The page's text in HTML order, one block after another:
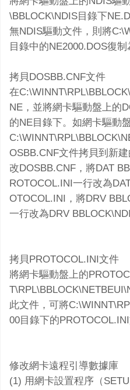
\BBLOCK\NDIS目錄下
無NDIS驅動文件，則將
目錄中的NE2000.DOS復制
拷貝DOSBB.CNF文件
在
NE，並將網卡驅動盤上的
的NE目錄下。如網卡驅動
OSBB.CNF文件拷貝到新
改DOSBB.CNF，將DAT
ROTOCOL.INI一行改為
OTOCOL.INI，將DRV
一行改為DRV
拷貝PROTOCOL.INI文件
將網卡驅動盤上的
此文件，可將
00目錄下的
修改網卡遠程引導數據庫
(1) 用網卡設置程序（